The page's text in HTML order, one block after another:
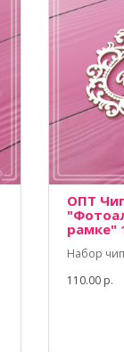
ОПТ
рамке"
Набор
110.00 р.